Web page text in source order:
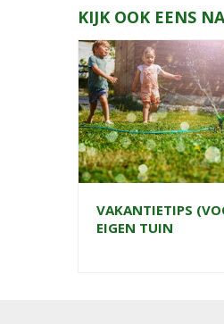
KIJK OOK EENS
VAKANTIETIPS
EIGEN TUIN